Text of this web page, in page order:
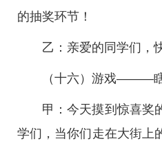
的抽奖环节！
乙：亲爱的同学们，
（十六）游戏———
甲：今天摸到惊喜奖
学们，当你们走在大街上